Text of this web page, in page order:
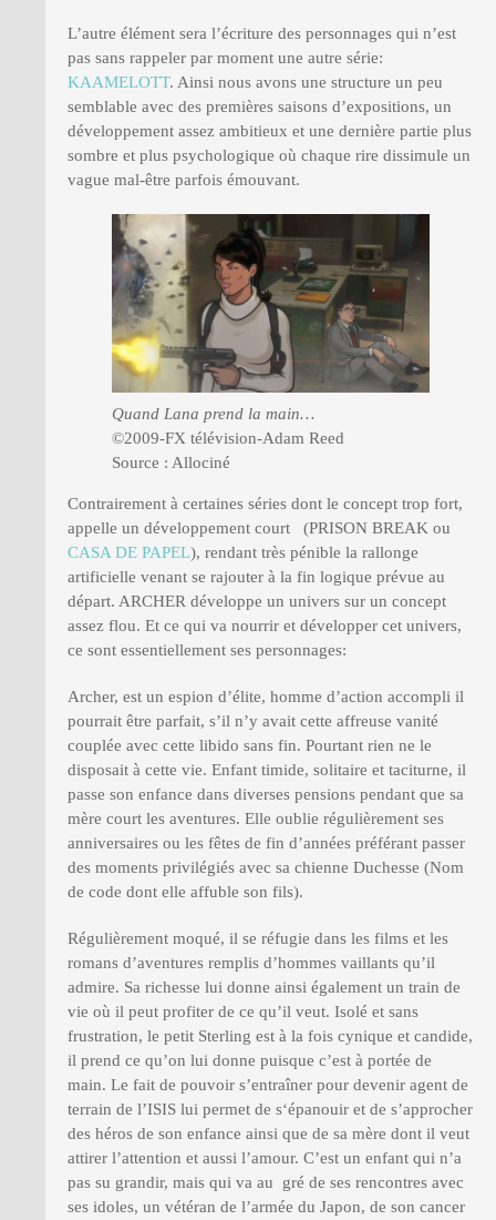
L’autre élément sera l’écriture des personnages qui n’est
pas sans rappeler par moment une autre série:
KAAMELOTT. Ainsi nous avons une structure un peu
semblable avec des premières saisons d’expositions, un
développement assez ambitieux et une dernière partie plus
sombre et plus psychologique où chaque rire dissimule un
vague mal-être parfois émouvant.
Quand Lana prend la main…
©2009-FX télévision-Adam Reed
Source : Allociné
Contrairement à certaines séries dont le concept trop fort,
appelle un développement court (PRISON BREAK ou
CASA DE PAPEL), rendant très pénible la rallonge
artificielle venant se rajouter à la fin logique prévue au
départ. ARCHER développe un univers sur un concept
assez flou. Et ce qui va nourrir et développer cet univers,
ce sont essentiellement ses personnages:
Archer, est un espion d’élite, homme d’action accompli il
pourrait être parfait, s’il n’y avait cette affreuse vanité
couplée avec cette libido sans fin. Pourtant rien ne le
disposait à cette vie. Enfant timide, solitaire et taciturne, il
passe son enfance dans diverses pensions pendant que sa
mère court les aventures. Elle oublie régulièrement ses
anniversaires ou les fêtes de fin d’années préférant passer
des moments privilégiés avec sa chienne Duchesse (Nom
de code dont elle affuble son fils).
Régulièrement moqué, il se réfugie dans les films et les
romans d’aventures remplis d’hommes vaillants qu’il
admire. Sa richesse lui donne ainsi également un train de
vie où il peut profiter de ce qu’il veut. Isolé et sans
frustration, le petit Sterling est à la fois cynique et candide,
il prend ce qu’on lui donne puisque c’est à portée de
main. Le fait de pouvoir s’entraîner pour devenir agent de
terrain de l’ISIS lui permet de s‘épanouir et de s’approcher
des héros de son enfance ainsi que de sa mère dont il veut
attirer l’attention et aussi l’amour. C’est un enfant qui n’a
pas su grandir, mais qui va au gré de ses rencontres avec
ses idoles, un vétéran de l’armée du Japon, de son cancer